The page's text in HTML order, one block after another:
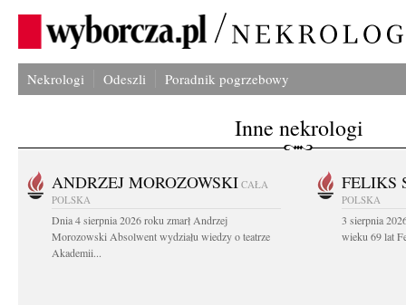
Nekrologi Odeszli Poradnik pogrzebowy
Inne nekrologi
ANDRZEJ MOROZOWSKI CAŁA
POLSKA
Dnia 4 sierpnia 2026 roku zmarł Andrzej
Morozowski Absolwent wydziału wiedzy o teatrze
Akademii...
FELIKS
POLSKA
3 sierpnia
wieku 69 lat